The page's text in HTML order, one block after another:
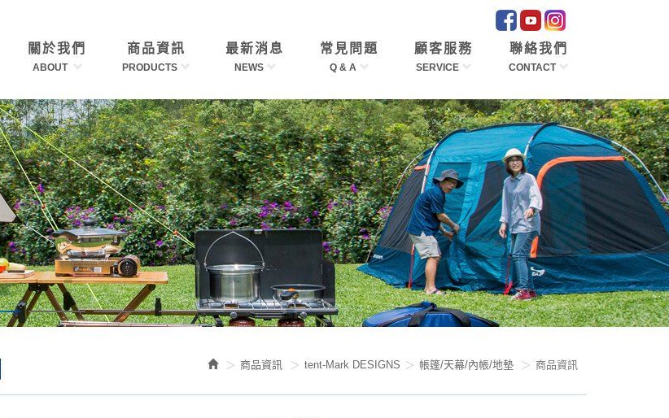
關於我們
ABOUT
商品資訊
PRODUCTS
最新消息
NEWS
常見問題
Q & A
顧客服務
SERVICE
聯絡我們
CONTACT
商品資訊 tent-Mark DESIGNS 帳篷/天幕/內帳/地墊 商品資訊